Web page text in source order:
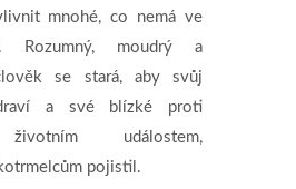
mnohé, co nemá ve
Rozumný, moudrý a
se stará, aby svůj
a své blízké proti
životním událostem,
pojistil.